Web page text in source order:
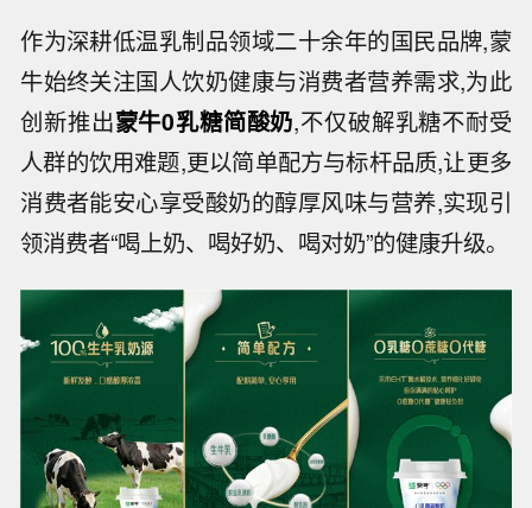
作为深耕低温乳制品领域二十余年的国民品牌,蒙
牛始终关注国人饮奶健康与消费者营养需求,为此
创新推出蒙牛0乳糖简酸奶,不仅破解乳糖不耐受
人群的饮用难题,更以简单配方与标杆品质,让更多
消费者能安心享受酸奶的醇厚风味与营养,实现引
领消费者“喝上奶、喝好奶、喝对奶”的健康升级。